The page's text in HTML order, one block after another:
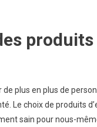
produits
plus en plus de
Le choix de produits
sain pour nous-